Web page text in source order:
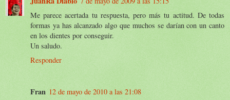
Me parece acertada tu respuesta, pero más tu actitud. De todas
formas ya has alcanzado algo que muchos se darían con un canto
en los dientes por conseguir.
Un saludo.
Responder
Fran 12 de mayo de 2010 a las 21:08